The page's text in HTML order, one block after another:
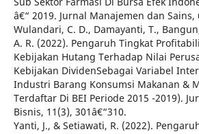
â€“ 2019. Jurnal Manajemen dan Sains,
Wulandari, C. D., Damayanti, T.,
A. R. (2022). Pengaruh Tingkat
Kebijakan Hutang Terhadap Nilai
Kebijakan DividenSebagai Variabel
Industri Barang Konsumsi Makanan &
Terdaftar Di BEI Periode 2015 -2019).
Bisnis, 11(3), 301â€“310.
Yanti, J., & Setiawati, R. (2022).